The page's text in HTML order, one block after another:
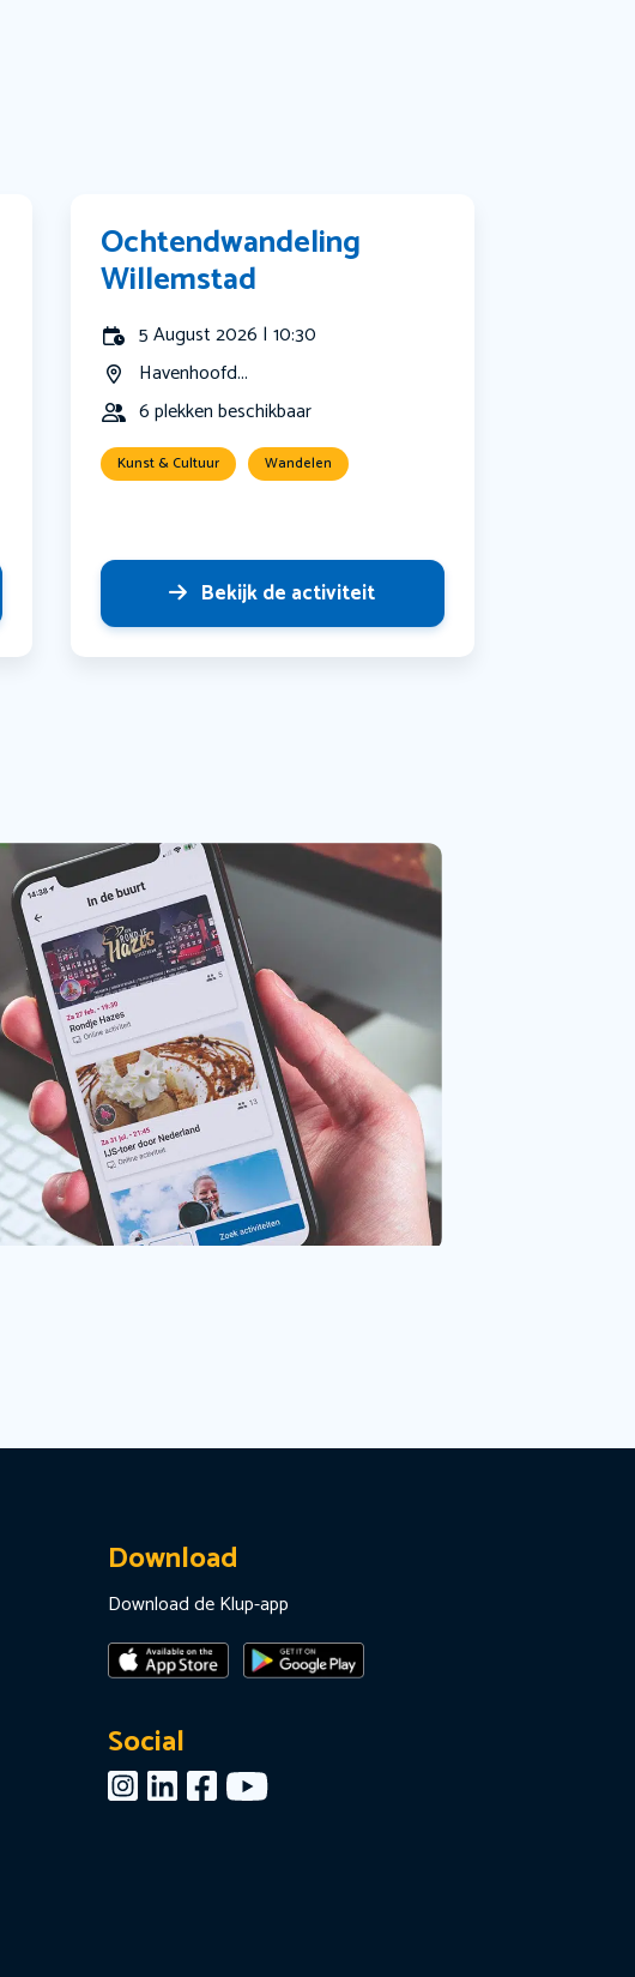
Ochtendwandeling
Willemstad
5 August 2026 | 10:30
Havenhoofd...
6 plekken beschikbaar
Kunst & Cultuur Wandelen
Bekijk de activiteit
Download
Download de Klup-app
Social